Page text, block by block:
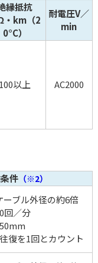
縁抵抗
・km（2
0°C）
耐電圧V／
min
100以上 AC2000
件（※2）
ーブル外径の約6倍
回／分
復を1回とカウント